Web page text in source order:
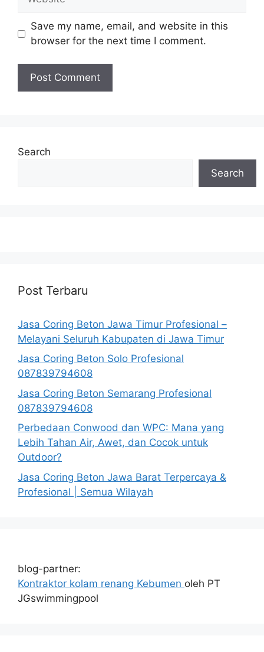
Save my name, email, and website in this
browser for the next time I comment.
Search
Search
Post Terbaru
Jasa Coring Beton Jawa Timur Profesional –
Melayani Seluruh Kabupaten di Jawa Timur
Jasa Coring Beton Solo Profesional
087839794608
Jasa Coring Beton Semarang Profesional
087839794608
Perbedaan Conwood dan WPC: Mana yang
Lebih Tahan Air, Awet, dan Cocok untuk
Outdoor?
Jasa Coring Beton Jawa Barat Terpercaya &
Profesional | Semua Wilayah
blog-partner:
Kontraktor kolam renang Kebumen oleh PT
JGswimmingpool